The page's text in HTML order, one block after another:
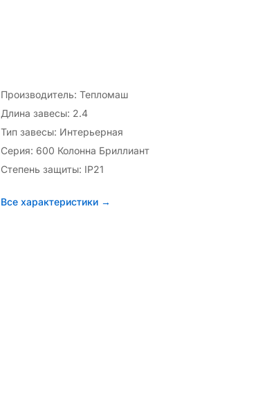
Производитель: Тепломаш
Длина завесы: 2.4
Тип завесы: Интерьерная
Серия: 600 Колонна Бриллиант
Степень защиты: IP21
Все характеристики →